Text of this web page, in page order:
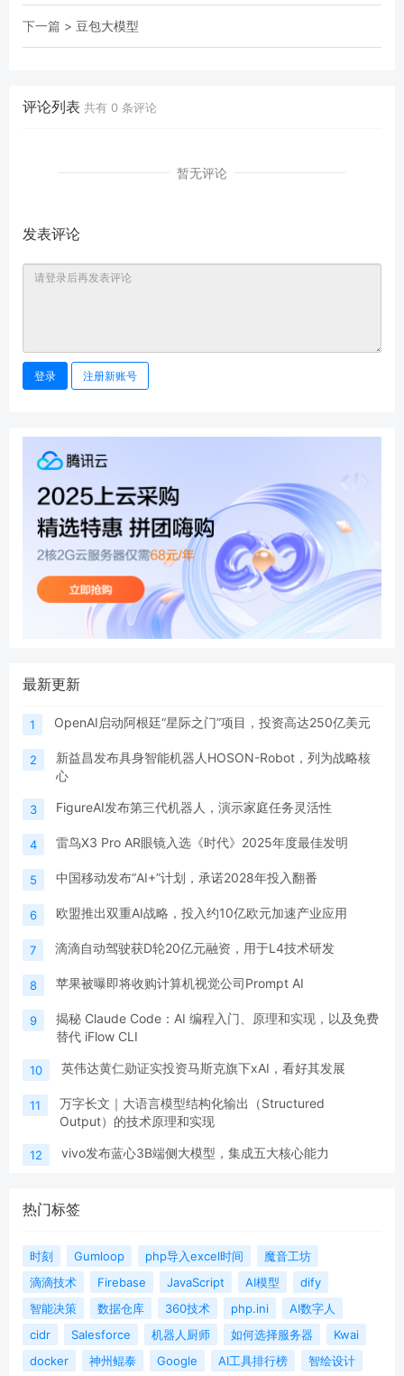
下一篇 > 豆包大模型
评论列表 共有 0 条评论
暂无评论
发表评论
登录 注册新账号
最新更新
1 OpenAI启动阿根廷“星际之门”项目，投资高达250亿美元
2
新益昌发布具身智能机器人HOSON-Robot，列为战略核
心
3 FigureAI发布第三代机器人，演示家庭任务灵活性
4 雷鸟X3 Pro AR眼镜入选《时代》2025年度最佳发明
5 中国移动发布“AI+”计划，承诺2028年投入翻番
6 欧盟推出双重AI战略，投入约10亿欧元加速产业应用
7 滴滴自动驾驶获D轮20亿元融资，用于L4技术研发
8 苹果被曝即将收购计算机视觉公司Prompt AI
9
揭秘 Claude Code：AI 编程入门、原理和实现，以及免费
替代 iFlow CLI
10 英伟达黄仁勋证实投资马斯克旗下xAI，看好其发展
11
万字长文｜大语言模型结构化输出（Structured
Output）的技术原理和实现
12 vivo发布蓝心3B端侧大模型，集成五大核心能力
热门标签
时刻 Gumloop php导入excel时间
魔音工坊
滴滴技术
Firebase JavaScript AI模型
dify
智能决策
数据仓库 360技术 php.ini
AI数字人
cidr
Salesforce 机器人厨师 如何选择服务器
Kwai
docker
神州鲲泰 Google AI工具排行榜 智绘设计